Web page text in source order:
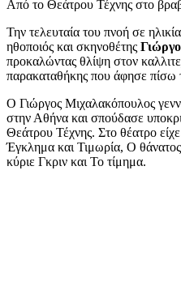
Από το Θεάτρου Τέχνης στο
Την τελευταία του πνοή σε
ηθοποιός και σκηνοθέτης
προκαλώντας θλίψη στον
παρακαταθήκης που άφησε πίσω
Ο Γιώργος Μιχαλακόπουλος
στην Αθήνα και σπούδασε
Θεάτρου Τέχνης. Στο θέατρο
Έγκλημα και Τιμωρία, Ο
κύριε Γκριν και Το τίμημα.